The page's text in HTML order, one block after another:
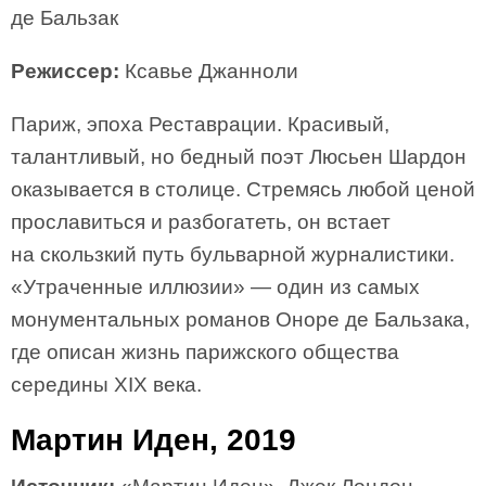
де Бальзак
Режиссер: Ксавье Джанноли
Париж, эпоха Реставрации. Красивый,
талантливый, но бедный поэт Люсьен Шардон
оказывается в столице. Стремясь любой ценой
прославиться и разбогатеть, он встает
на скользкий путь бульварной журналистики.
«Утраченные иллюзии» — один из самых
монументальных романов Оноре де Бальзака,
где описан жизнь парижского общества
середины XIX века.
Мартин Иден, 2019